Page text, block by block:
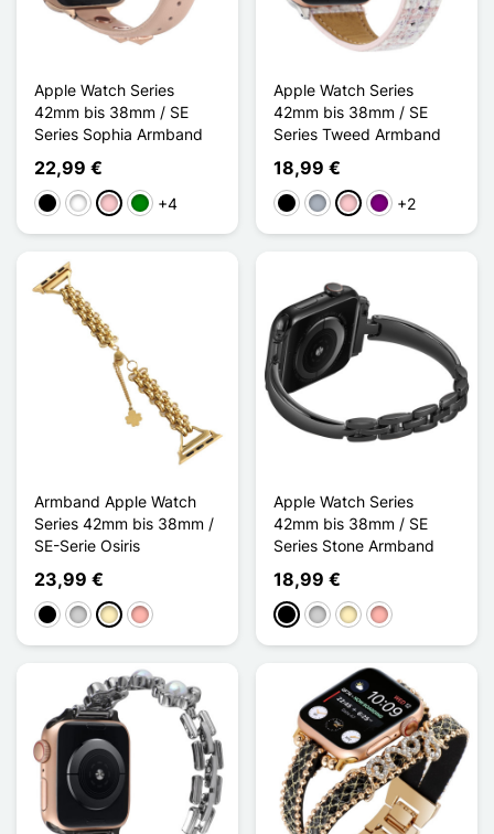
Apple Watch Series
42mm bis 38mm / SE
Series Sophia Armband
22,99 €
Schwarz
WeißPinkGrün+4
Apple Watch Series
42mm bis 38mm / SE
Series Tweed Armband
18,99 €
Schwarz
GrauPinkViolett
+2
Armband Apple Watch
Series 42mm bis 38mm /
SE-Serie Osiris
23,99 €
Schwarz
SilberGoldenRoségold
Apple Watch Series
42mm bis 38mm / SE
Series Stone Armband
18,99 €
Schwarz
SilberGoldenRoségold